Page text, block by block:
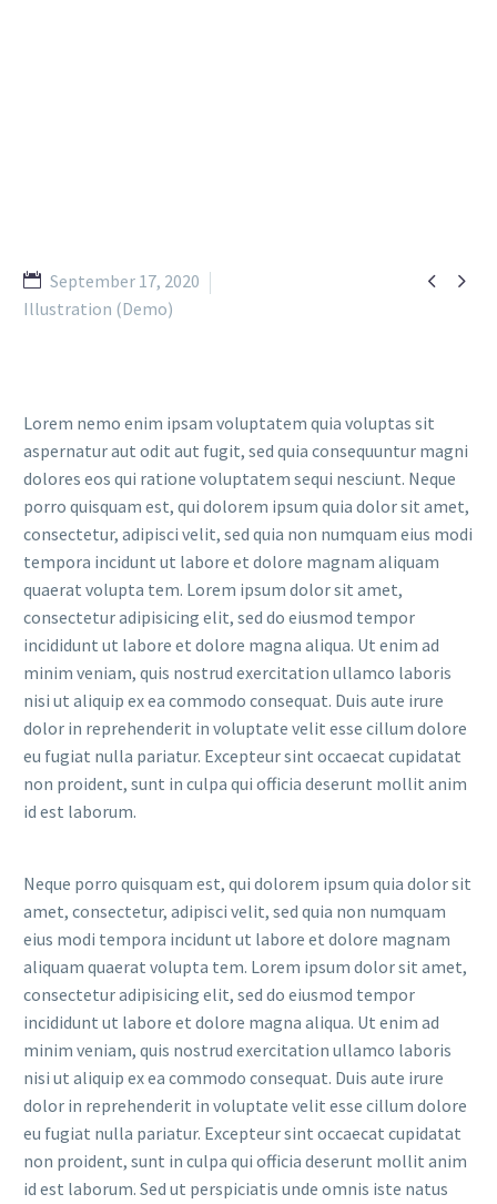
 
September 17, 2020
Illustration (Demo)
Lorem nemo enim ipsam voluptatem quia voluptas sit
aspernatur aut odit aut fugit, sed quia consequuntur magni
dolores eos qui ratione voluptatem sequi nesciunt. Neque
porro quisquam est, qui dolorem ipsum quia dolor sit amet,
consectetur, adipisci velit, sed quia non numquam eius modi
tempora incidunt ut labore et dolore magnam aliquam
quaerat volupta tem. Lorem ipsum dolor sit amet,
consectetur adipisicing elit, sed do eiusmod tempor
incididunt ut labore et dolore magna aliqua. Ut enim ad
minim veniam, quis nostrud exercitation ullamco laboris
nisi ut aliquip ex ea commodo consequat. Duis aute irure
dolor in reprehenderit in voluptate velit esse cillum dolore
eu fugiat nulla pariatur. Excepteur sint occaecat cupidatat
non proident, sunt in culpa qui officia deserunt mollit anim
id est laborum.
Neque porro quisquam est, qui dolorem ipsum quia dolor sit
amet, consectetur, adipisci velit, sed quia non numquam
eius modi tempora incidunt ut labore et dolore magnam
aliquam quaerat volupta tem. Lorem ipsum dolor sit amet,
consectetur adipisicing elit, sed do eiusmod tempor
incididunt ut labore et dolore magna aliqua. Ut enim ad
minim veniam, quis nostrud exercitation ullamco laboris
nisi ut aliquip ex ea commodo consequat. Duis aute irure
dolor in reprehenderit in voluptate velit esse cillum dolore
eu fugiat nulla pariatur. Excepteur sint occaecat cupidatat
non proident, sunt in culpa qui officia deserunt mollit anim
id est laborum. Sed ut perspiciatis unde omnis iste natus